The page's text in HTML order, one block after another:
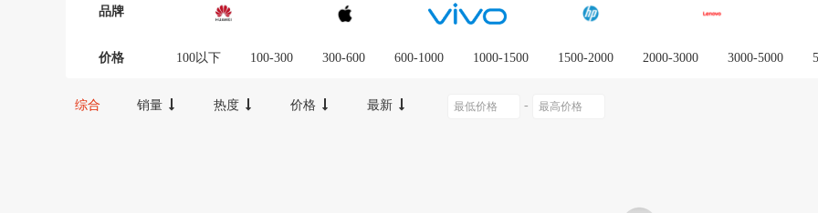
品牌
价格 100以下 100-300 300-600 600-1000 1000-1500 1500-2000 2000-3000 3000-5000
综合 销量 热度 价格 最新 -